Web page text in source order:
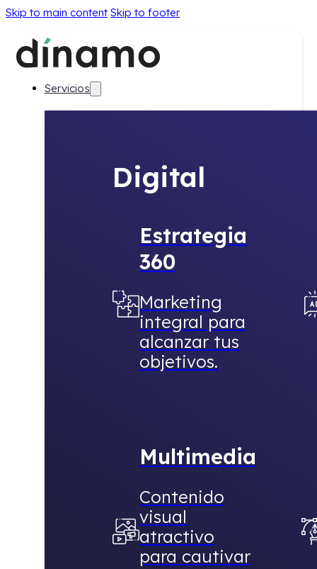
Skip to main content Skip to footer
Servicios
Digital
Estrategia
360
Marketing
integral para
alcanzar tus
objetivos.
Multimedia
Contenido
visual
atractivo
para cautivar